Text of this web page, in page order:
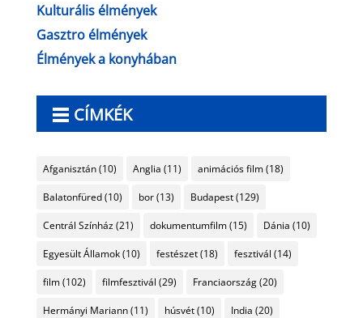
Kulturális élmények
Gasztro élmények
Élmények a konyhában
CÍMKÉK
Afganisztán(10) Anglia (11) animációs film(18)
Balatonfüred(10) bor(13) Budapest(129)
Centrál Színház(21) dokumentumfilm(15) Dánia (10)
Egyesült Államok(10) festészet(18) fesztivál (14)
film(102) filmfesztivál (29) Franciaország(20)
Hermányi Mariann(11) húsvét(10) India (20)